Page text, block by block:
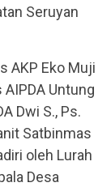
Seruyan
AKP Eko Muji
Untung
Dwi S., Ps.
Satbinmas
oleh Lurah
Desa